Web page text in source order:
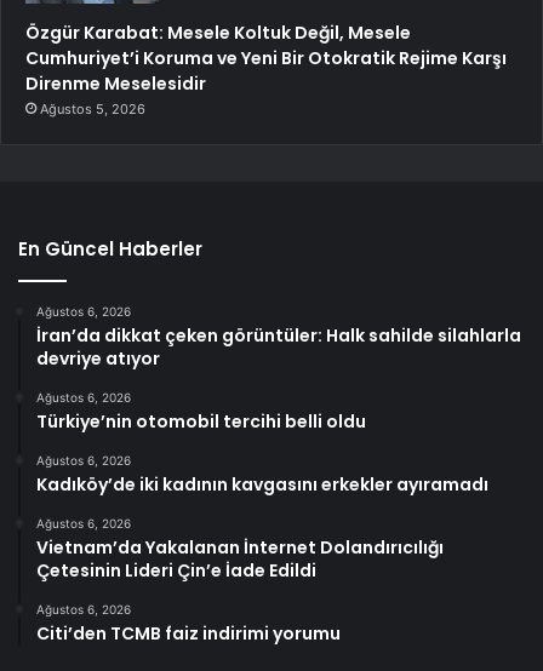
Özgür Karabat: Mesele Koltuk Değil, Mesele
Cumhuriyet’i Koruma ve Yeni Bir Otokratik Rejime Karşı
Direnme Meselesidir
Ağustos 5, 2026
En Güncel Haberler
Ağustos 6, 2026
İran’da dikkat çeken görüntüler: Halk sahilde silahlarla
devriye atıyor
Ağustos 6, 2026
Türkiye’nin otomobil tercihi belli oldu
Ağustos 6, 2026
Kadıköy’de iki kadının kavgasını erkekler ayıramadı
Ağustos 6, 2026
Vietnam’da Yakalanan İnternet Dolandırıcılığı
Çetesinin Lideri Çin’e İade Edildi
Ağustos 6, 2026
Citi’den TCMB faiz indirimi yorumu